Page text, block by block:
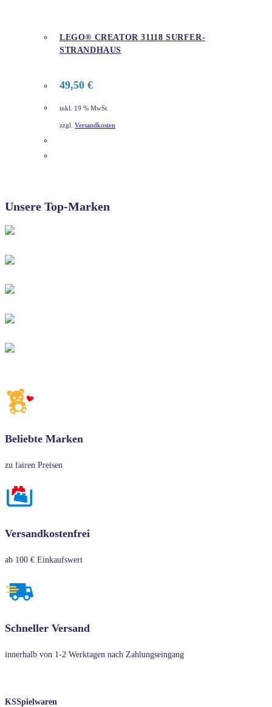
LEGO® CREATOR 31118 SURFER-
STRANDHAUS
49,50 €
inkl. 19 % MwSt.
zzgl. Versandkosten
Unsere Top-Marken
Beliebte Marken
zu fairen Preisen
Versandkostenfrei
ab 100 € Einkaufswert
Schneller Versand
innerhalb von 1-2 Werktagen nach Zahlungseingang
KSSpielwaren